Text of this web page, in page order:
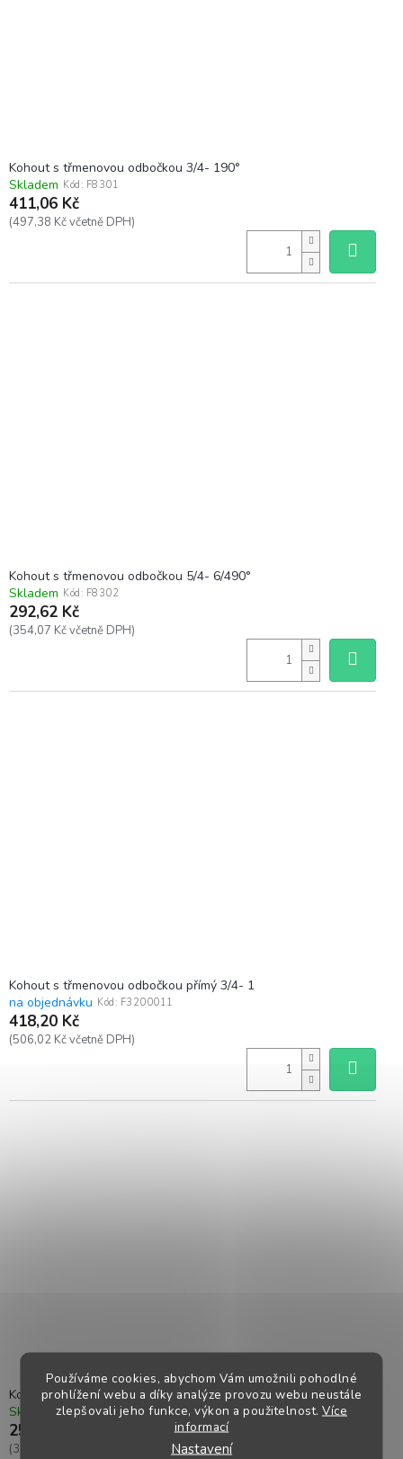
Používáme cookies, abychom Vám umožnili pohodlné
prohlížení webu a díky analýze provozu webu neustále
zlepšovali jeho funkce, výkon a použitelnost. Více
informací
Nastavení
Kohout s třmenovou odbočkou 3/4- 190°
Skladem Kód: F8301
411,06 Kč
(497,38 Kč včetně DPH)
Kohout s třmenovou odbočkou 5/4- 6/490°
Skladem Kód: F8302
292,62 Kč
(354,07 Kč včetně DPH)
Kohout s třmenovou odbočkou přímý 3/4- 1
na objednávku Kód: F3200011
418,20 Kč
(506,02 Kč včetně DPH)
Kohout třmenový rovný 1/2
Skladem Kód:F8303
259,90 Kč
(314,48 Kč včetně DPH)